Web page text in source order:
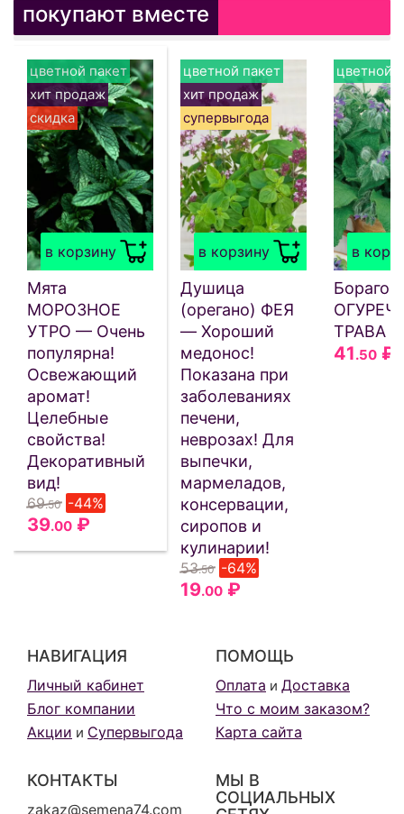
покупают вместе
в корзину
цветной пакет
хит продаж
скидка
Мята
МОРОЗНОЕ
УТРО — Очень
популярна!
Освежающий
аромат!
Целебные
свойства!
Декоративный
вид!
69.50 -44%
39.00 ₽
в корзину
цветной пакет
хит продаж
супервыгода
Душица
(орегано) ФЕЯ
— Хороший
медонос!
Показана при
заболеваниях
печени,
неврозах! Для
выпечки,
мармеладов,
консервации,
сиропов и
кулинарии!
53.50 -64%
19.00 ₽
в
цветной
Бораго
ТРАВА
41.50 ₽
НАВИГАЦИЯ
Личный кабинет
Блог компании
Акции и Супервыгода
ПОМОЩЬ
Оплата и Доставка
Что с моим заказом?
Карта сайта
КОНТАКТЫ
zakaz@semena74.com
МЫ В
СОЦИАЛЬНЫХ